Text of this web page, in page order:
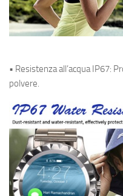
• Resistenza all’acqua IP67:
polvere.